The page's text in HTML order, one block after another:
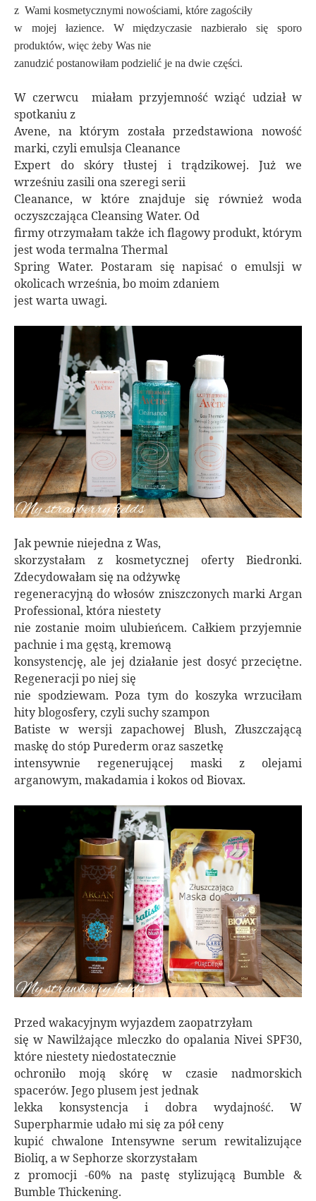
z Wami kosmetycznymi nowościami, które zagościły
w mojej łazience. W międzyczasie nazbierało się sporo
produktów, więc żeby Was nie
zanudzić postanowiłam podzielić je na dwie części.
W czerwcu miałam przyjemność wziąć udział w
spotkaniu z
Avene, na którym została przedstawiona nowość
marki, czyli emulsja Cleanance
Expert do skóry tłustej i trądzikowej. Już we
wrześniu zasili ona szeregi serii
Cleanance, w które znajduje się również woda
oczyszczająca Cleansing Water. Od
firmy otrzymałam także ich flagowy produkt, którym
jest woda termalna Thermal
Spring Water. Postaram się napisać o emulsji w
okolicach września, bo moim zdaniem
jest warta uwagi.
Jak pewnie niejedna z Was,
skorzystałam z kosmetycznej oferty Biedronki.
Zdecydowałam się na odżywkę
regeneracyjną do włosów zniszczonych marki Argan
Professional, która niestety
nie zostanie moim ulubieńcem. Całkiem przyjemnie
pachnie i ma gęstą, kremową
konsystencję, ale jej działanie jest dosyć przeciętne.
Regeneracji po niej się
nie spodziewam. Poza tym do koszyka wrzuciłam
hity blogosfery, czyli suchy szampon
Batiste w wersji zapachowej Blush, Złuszczającą
maskę do stóp Purederm oraz saszetkę
intensywnie regenerującej maski z olejami
arganowym, makadamia i kokos od Biovax.
Przed wakacyjnym wyjazdem zaopatrzyłam
się w Nawilżające mleczko do opalania Nivei SPF30,
które niestety niedostatecznie
ochroniło moją skórę w czasie nadmorskich
spacerów. Jego plusem jest jednak
lekka konsystencja i dobra wydajność. W
Superpharmie udało mi się za pół ceny
kupić chwalone Intensywne serum rewitalizujące
Bioliq, a w Sephorze skorzystałam
z promocji -60% na pastę stylizującą Bumble &
Bumble Thickening.